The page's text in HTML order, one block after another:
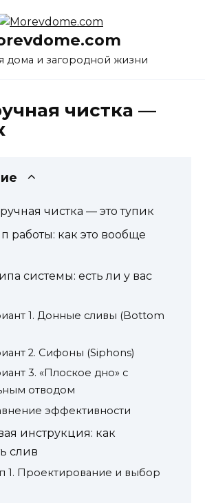
дома и загородной жизни
чистка —
чистка — это тупик
работы: как это вообще
системы: есть ли у вас
1. Донные сливы (Bottom
2. Сифоны (Siphons)
3. «Плоское дно» с
отводом
эффективности
инструкция: как
слив
1. Проектирование и выбор